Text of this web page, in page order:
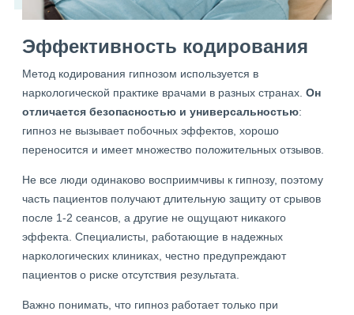
Эффективность кодирования
Метод кодирования гипнозом используется в
наркологической практике врачами в разных странах. Он
отличается безопасностью и универсальностью:
гипноз не вызывает побочных эффектов, хорошо
переносится и имеет множество положительных отзывов.
Не все люди одинаково восприимчивы к гипнозу, поэтому
часть пациентов получают длительную защиту от срывов
после 1-2 сеансов, а другие не ощущают никакого
эффекта. Специалисты, работающие в надежных
наркологических клиниках, честно предупреждают
пациентов о риске отсутствия результата.
Важно понимать, что гипноз работает только при